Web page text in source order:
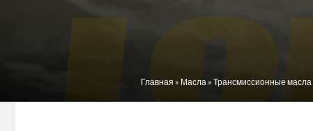
Вы здесь
Главная » Масла » Трансмиссионные масла